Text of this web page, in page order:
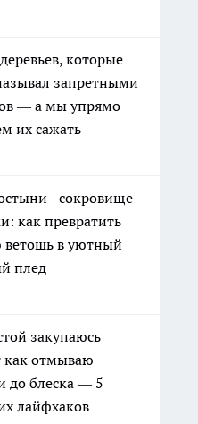
которые
запретными
— а мы упрямо
их сажать
- сокровище
как превратить
ветошь в уютный
плед
закупаюсь
как отмываю
до блеска — 5
лайфхаков